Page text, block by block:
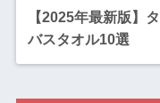
【2025年最新版】
バスタオル10選